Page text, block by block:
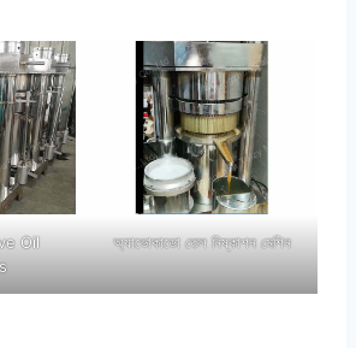
Oil
অ্যাভোকাডো তেল নিষ্কাশন মেশিন